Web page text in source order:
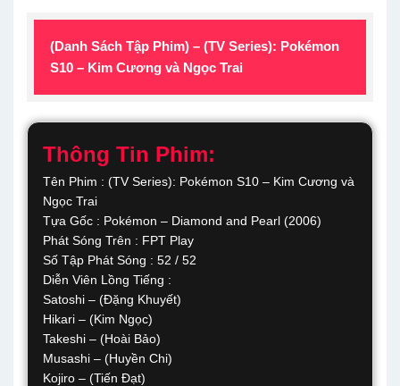
(Danh Sách Tập Phim) – (TV Series): Pokémon
S10 – Kim Cương và Ngọc Trai
Thông Tin Phim:
Tên Phim : (TV Series): Pokémon S10 – Kim Cương và
Ngọc Trai
Tựa Gốc : Pokémon – Diamond and Pearl (2006)
Phát Sóng Trên : FPT Play
Số Tập Phát Sóng : 52 / 52
Diễn Viên Lồng Tiếng :
Satoshi – (Đặng Khuyết)
Hikari – (Kim Ngọc)
Takeshi – (Hoài Bảo)
Musashi – (Huyền Chi)
Kojiro – (Tiến Đạt)